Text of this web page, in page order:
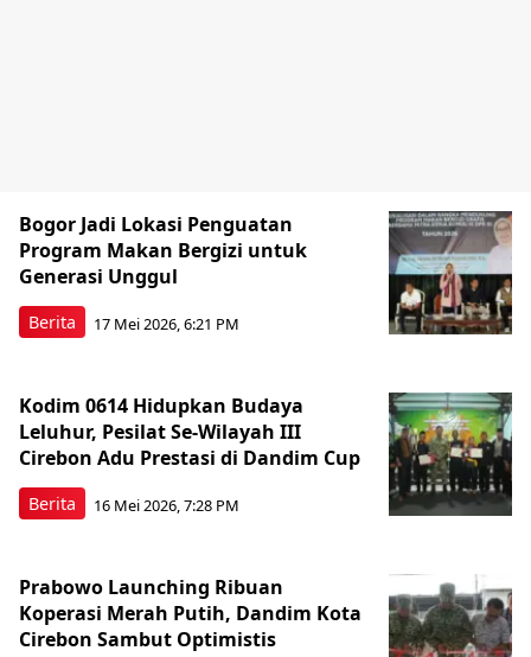
Berita
Bogor Jadi Lokasi Penguatan
Program Makan Bergizi untuk
Generasi Unggul
17 Mei 2026, 6:21 PM
Berita
Kodim 0614 Hidupkan Budaya
Leluhur, Pesilat Se-Wilayah III
Cirebon Adu Prestasi di Dandim Cup
16 Mei 2026, 7:28 PM
Prabowo Launching Ribuan
Koperasi Merah Putih, Dandim Kota
Cirebon Sambut Optimistis